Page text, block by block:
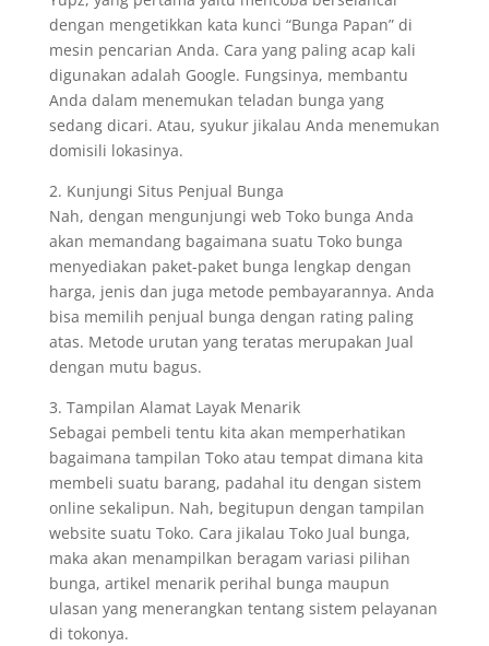
dengan mengetikkan kata kunci “Bunga Papan” di
mesin pencarian Anda. Cara yang paling acap kali
digunakan adalah Google. Fungsinya, membantu
Anda dalam menemukan teladan bunga yang
sedang dicari. Atau, syukur jikalau Anda menemukan
domisili lokasinya.
2. Kunjungi Situs Penjual Bunga
Nah, dengan mengunjungi web Toko bunga Anda
akan memandang bagaimana suatu Toko bunga
menyediakan paket-paket bunga lengkap dengan
harga, jenis dan juga metode pembayarannya. Anda
bisa memilih penjual bunga dengan rating paling
atas. Metode urutan yang teratas merupakan Jual
dengan mutu bagus.
3. Tampilan Alamat Layak Menarik
Sebagai pembeli tentu kita akan memperhatikan
bagaimana tampilan Toko atau tempat dimana kita
membeli suatu barang, padahal itu dengan sistem
online sekalipun. Nah, begitupun dengan tampilan
website suatu Toko. Cara jikalau Toko Jual bunga,
maka akan menampilkan beragam variasi pilihan
bunga, artikel menarik perihal bunga maupun
ulasan yang menerangkan tentang sistem pelayanan
di tokonya.